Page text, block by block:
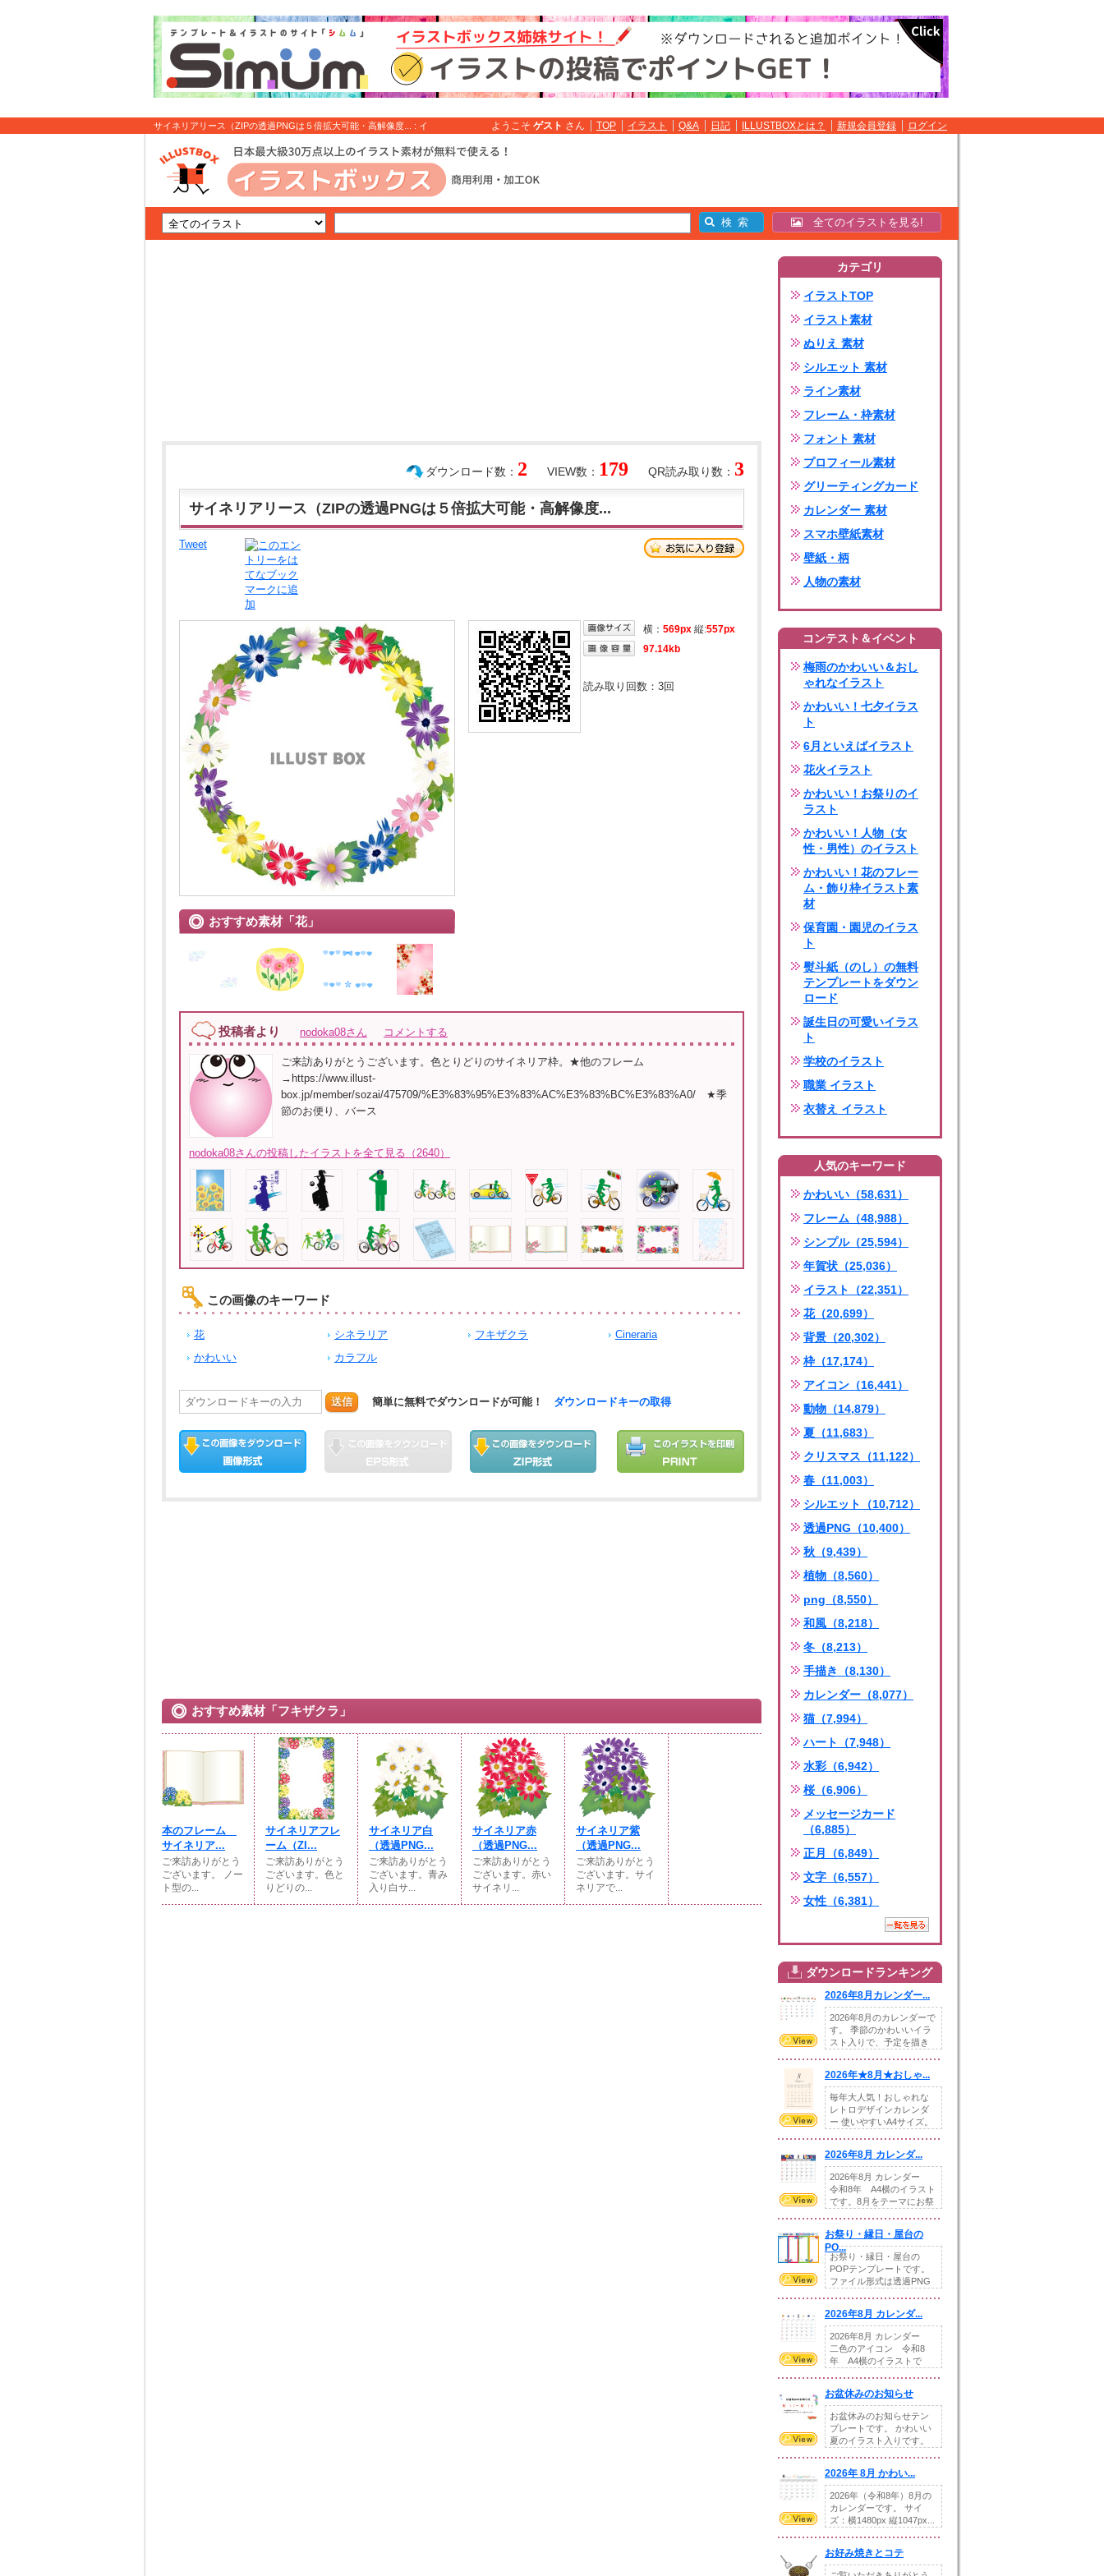
サイネリアリース（ZIPの透過PNGは５倍拡大可能・高解像度... : イ
ようこそ ゲスト さん TOP イラスト Q&A 日記 ILLUSTBOXとは？ 新規会員登録 ログイン
全てのイラストを見る!
QR読み取り数： 3
VIEW数： 179
ダウンロード数： 2
サイネリアリース（ZIPの透過PNGは５倍拡大可能・高解像度...
Tweet
おすすめ素材「花」
横： 569px 縦:557px
97.14kb
読み取り回数： 3回
投稿者より nodoka08さん コメントする
ご来訪ありがとうございます。色とりどりのサイネリア枠。★他のフレーム
→https://www.illust-
box.jp/member/sozai/475709/%E3%83%95%E3%83%AC%E3%83%BC%E3%83%A0/ ★季
節のお便り、バース
nodoka08さんの投稿したイラストを全て見る（2640）
この画像のキーワード
花 シネラリア フキザクラ
Cineraria
かわいい
カラフル
送信 簡単に無料でダウンロードが可能！ ダウンロードキーの取得
おすすめ素材「フキザクラ」
本のフレーム
サイネリア...
ご来訪ありがとう
ございます。 ノー
ト型の...
サイネリアフレ
ーム（ZI...
ご来訪ありがとう
ございます。色と
りどりの...
サイネリア白
（透過PNG...
ご来訪ありがとう
ございます。青み
入り白サ...
サイネリア赤
（透過PNG...
ご来訪ありがとう
ございます。赤い
サイネリ...
サイネリア紫
（透過PNG...
ご来訪ありがとう
ございます。サイ
ネリアで...
カテゴリ
イラストTOP
イラスト素材
ぬりえ 素材
シルエット 素材
ライン素材
フレーム・枠素材
フォント 素材
プロフィール素材
グリーティングカード
カレンダー 素材
スマホ壁紙素材
壁紙・柄
人物の素材
コンテスト＆イベント
梅雨のかわいい＆おし
ゃれなイラスト
かわいい！七夕イラス
ト
6月といえばイラスト
花火イラスト
かわいい！お祭りのイ
ラスト
かわいい！人物（女
性・男性）のイラスト
かわいい！花のフレー
ム・飾り枠イラスト素
材
保育園・園児のイラス
ト
熨斗紙（のし）の無料
テンプレートをダウン
ロード
誕生日の可愛いイラス
ト
学校のイラスト
職業 イラスト
衣替え イラスト
人気のキーワード
かわいい（58,631）
フレーム（48,988）
シンプル（25,594）
年賀状（25,036）
イラスト（22,351）
花（20,699）
背景（20,302）
枠（17,174）
アイコン（16,441）
動物（14,879）
夏（11,683）
クリスマス（11,122）
春（11,003）
シルエット（10,712）
透過PNG（10,400）
秋（9,439）
植物（8,560）
png（8,550）
和風（8,218）
冬（8,213）
手描き（8,130）
カレンダー（8,077）
猫（7,994）
ハート（7,948）
水彩（6,942）
桜（6,906）
メッセージカード
（6,885）
正月（6,849）
文字（6,557）
女性（6,381）
ダウンロードランキング
2026年8月カレンダー...
2026年8月のカレンダーで
す。 季節のかわいいイラ
スト入りで、予定を描き
2026年★8月★おしゃ...
毎年大人気！おしゃれな
レトロデザインカレンダ
ー 使いやすいA4サイズ。
2026年8月 カレンダ...
2026年8月 カレンダー
令和8年 A4横のイラスト
です。8月をテーマにお祭
お祭り・縁日・屋台の
PO...
お祭り・縁日・屋台の
POPテンプレートです。
ファイル形式は透過PNG
2026年8月 カレンダ...
2026年8月 カレンダー
二色のアイコン 令和8
年 A4横のイラストで
お盆休みのお知らせ
お盆休みのお知らせテン
プレートです。 かわいい
夏のイラスト入りです。
2026年 8月 かわい...
2026年（令和8年）8月の
カレンダーです。 サイ
ズ：横1480px 縦1047px...
お好み焼きとコテ